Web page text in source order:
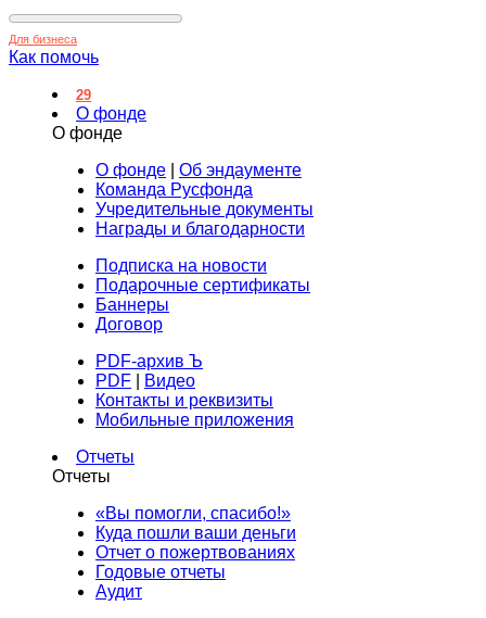
Для бизнеса
Как помочь
29
О фонде
О фонде
О фонде
Об эндаументе
Команда Русфонда
Учредительные документы
Награды и благодарности
Подписка на новости
Подарочные сертификаты
Баннеры
Договор
PDF-архив Ъ
PDF
Видео
Контакты и реквизиты
Мобильные приложения
Отчеты
Отчеты
«Вы помогли, спасибо!»
Куда пошли ваши деньги
Отчет о пожертвованиях
Годовые отчеты
Аудит